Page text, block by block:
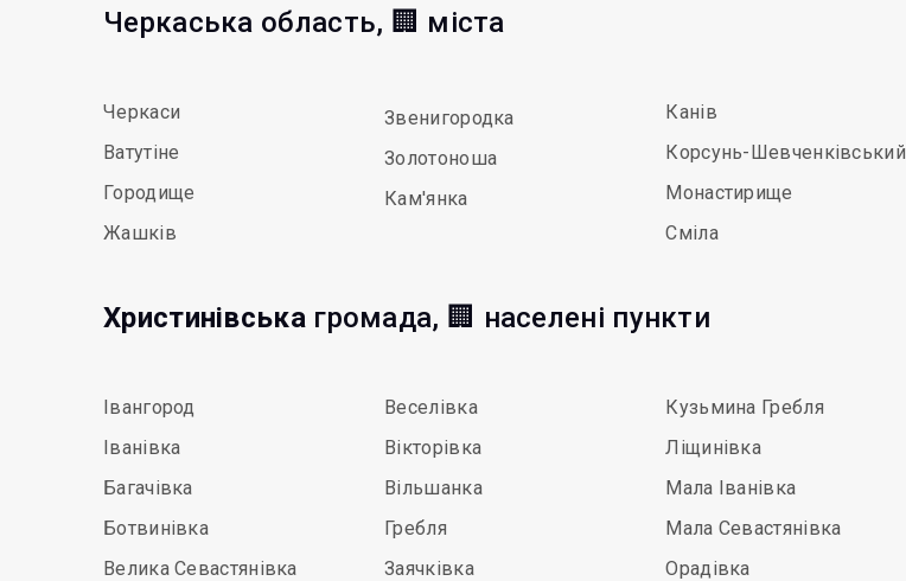
Черкаська область, 🏢 міста
Черкаси
Ватутіне
Городище
Жашків
Звенигородка
Золотоноша
Кам'янка
Канів
Корсунь-Шевченківський
Монастирище
Сміла
Христинівськагромада, 🏢 населені пункти
Івангород
Іванівка
Багачівка
Ботвинівка
Велика Севастянівка
Веселівка
Вікторівка
Вільшанка
Гребля
Заячківка
Кузьмина Гребля
Ліщинівка
Мала Іванівка
Мала Севастянівка
Орадівка